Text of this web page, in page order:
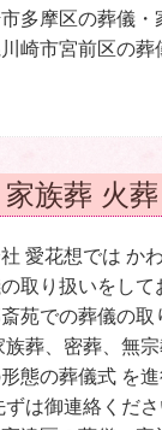
多摩区の葬儀・
崎市宮前区の
族葬 火
愛花想では か
取り扱いをして
苑での葬儀の
族葬、密葬、無
態の葬儀式 を
ずは御連絡くだ